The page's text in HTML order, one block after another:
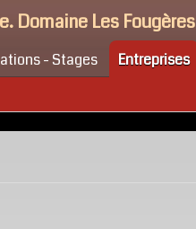
Domaine Les Fougères
- Stages Entreprises